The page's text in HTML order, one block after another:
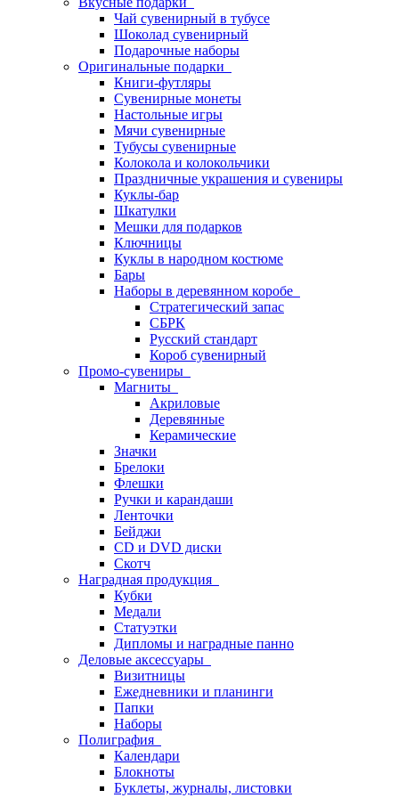
Чай сувенирный в тубусе
Шоколад сувенирный
Подарочные наборы
Оригинальные подарки
Книги-футляры
Сувенирные монеты
Настольные игры
Мячи сувенирные
Тубусы сувенирные
Колокола и колокольчики
Праздничные украшения и сувениры
Куклы-бар
Шкатулки
Мешки для подарков
Ключницы
Куклы в народном костюме
Бары
Наборы в деревянном коробе
Стратегический запас
СБРК
Русский стандарт
Короб сувенирный
Промо-сувениры
Магниты
Акриловые
Деревянные
Керамические
Значки
Брелоки
Флешки
Ручки и карандаши
Ленточки
Бейджи
CD и DVD диски
Скотч
Наградная продукция
Кубки
Медали
Статуэтки
Дипломы и наградные панно
Деловые аксессуары
Визитницы
Ежедневники и планинги
Папки
Наборы
Полиграфия
Календари
Блокноты
Буклеты, журналы, листовки